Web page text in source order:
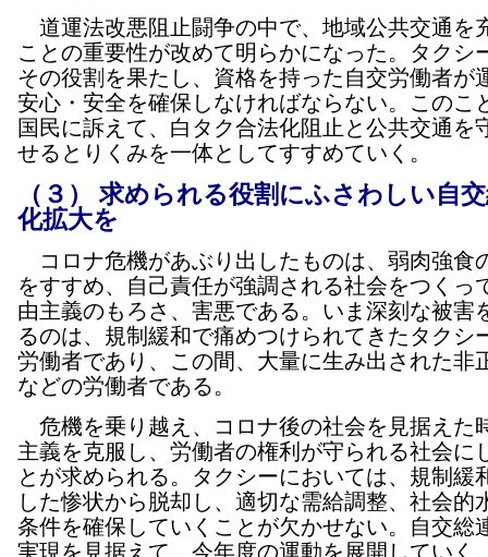
道運法改悪阻止闘争の中で、地域公共交通を
ことの重要性が改めて明らかになった。タクシ
その役割を果たし、資格を持った自交労働者が
安心・安全を確保しなければならない。このこ
国民に訴えて、白タク合法化阻止と公共交通を
せるとりくみを一体としてすすめていく。
（３） 求められる役割にふさわしい自
化拡大を
コロナ危機があぶり出したものは、弱肉強食
をすすめ、自己責任が強調される社会をつくっ
由主義のもろさ、害悪である。いま深刻な被害
るのは、規制緩和で痛めつけられてきたタクシ
労働者であり、この間、大量に生み出された非
などの労働者である。
危機を乗り越え、コロナ後の社会を見据えた
主義を克服し、労働者の権利が守られる社会に
とが求められる。タクシーにおいては、規制緩
した惨状から脱却し、適切な需給調整、社会的
条件を確保していくことが欠かせない。自交総
実現を見据えて、今年度の運動を展開していく